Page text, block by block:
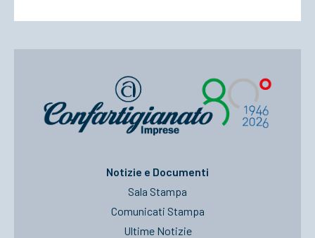
Notizie e Documenti
Sala Stampa
Comunicati Stampa
Ultime Notizie